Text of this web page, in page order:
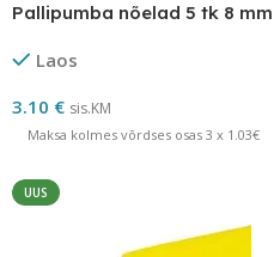
Pallipumba nõelad 5 tk 8 mm
Laos
3.10 € sis.KM
Maksa kolmes võrdses osas 3 x 1.03€
UUS